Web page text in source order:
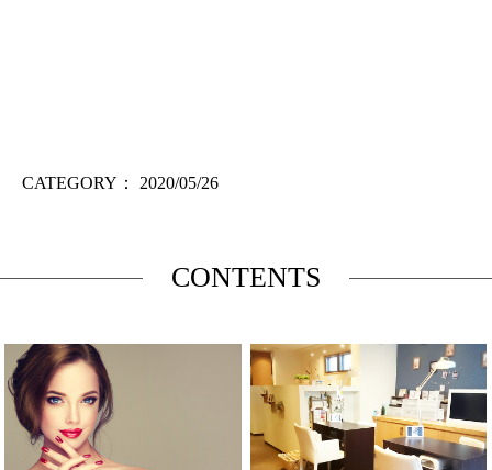
CATEGORY： 2020/05/26
CONTENTS